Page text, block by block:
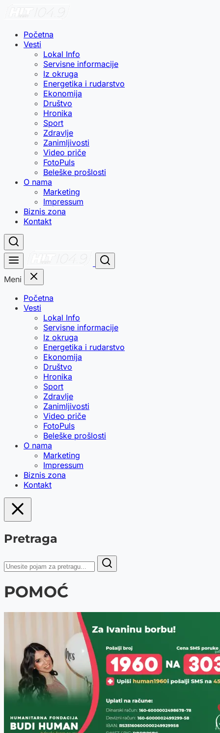
Početna
Vesti
Lokal Info
Servisne informacije
Iz okruga
Energetika i rudarstvo
Ekonomija
Društvo
Hronika
Sport
Zdravlje
Zanimljivosti
Video priče
FotoPuls
Beleške prošlosti
O nama
Marketing
Impressum
Biznis zona
Kontakt
Meni
Početna
Vesti
Lokal Info
Servisne informacije
Iz okruga
Energetika i rudarstvo
Ekonomija
Društvo
Hronika
Sport
Zdravlje
Zanimljivosti
Video priče
FotoPuls
Beleške prošlosti
O nama
Marketing
Impressum
Biznis zona
Kontakt
Pretraga
POMOĆ